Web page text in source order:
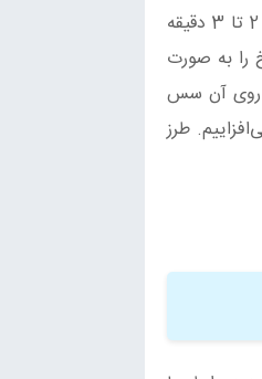
ابتدا لبو ها را داخل ظرف بریزید و بپزید. کلم بروکلی را بشورید و خورد کنید. همراه با کمی سرکه و مقداری آب جوش به مدت 2 تا 3 دقیقه
را به صورت
و روی آن سس
طرز